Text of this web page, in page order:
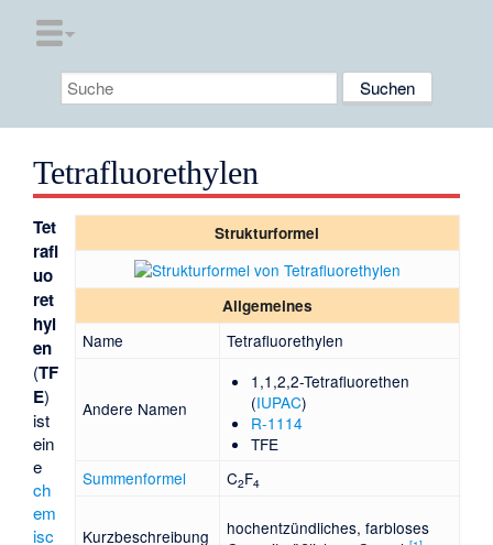
Tetrafluorethylen
Strukturformel
Allgemeines
Name Tetrafluorethylen
Andere Namen
1,1,2,2-Tetrafluorethen
(IUPAC)
R-1114
TFE
Summenformel
C2F4
Kurzbeschreibung
hochentzündliches, farbloses
Tet
rafl
uo
ret
hyl
en
(TF
E)
ist
ein
e
ch
em
isc